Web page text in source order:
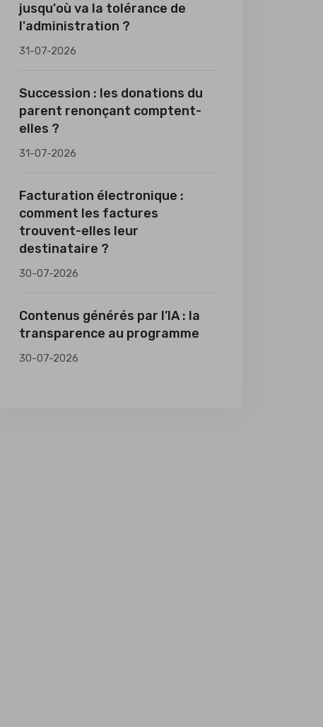
jusqu'où va la tolérance de
l'administration ?
31-07-2026
Succession : les donations du
parent renonçant comptent-
elles ?
31-07-2026
Facturation électronique :
comment les factures
trouvent-elles leur
destinataire ?
30-07-2026
Contenus générés par l’IA : la
transparence au programme
30-07-2026